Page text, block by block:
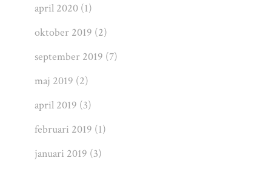
april 2020 (1)
oktober 2019 (2)
september 2019 (7)
maj 2019 (2)
april 2019 (3)
februari 2019 (1)
januari 2019 (3)